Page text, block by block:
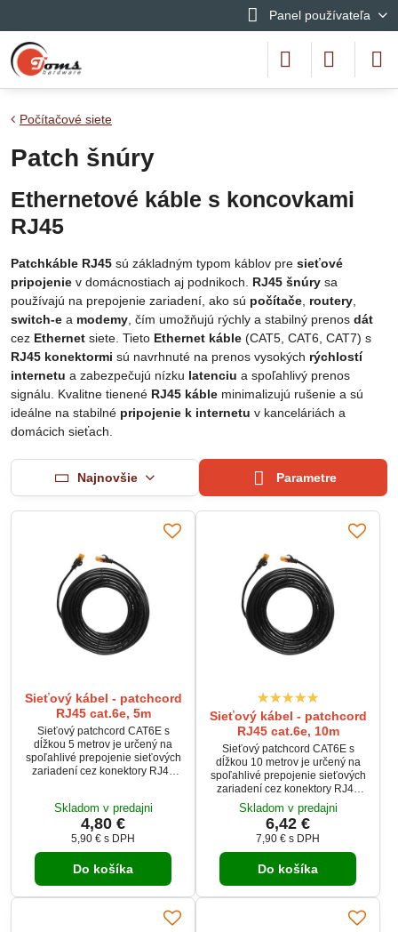
Panel používateľa
Počítačové siete
Patch šnúry
Ethernetové káble s koncovkami
RJ45
Patchkáble RJ45 sú základným typom káblov pre sieťové
pripojenie v domácnostiach aj podnikoch. RJ45 šnúry sa
používajú na prepojenie zariadení, ako sú počítače routery
switch-e a modemy , čím umožňujú rýchly a stabilný prenos dát
cez Ethernet siete. Tieto Ethernet káble (CAT5, CAT6, CAT7) s
RJ45 konektormi sú navrhnuté na prenos vysokých rýchlostí
internetu a zabezpečujú nízku latenciu a spoľahlivý prenos
signálu. Kvalitne tienené RJ45 káble minimalizujú rušenie a sú
ideálne na stabilné pripojenie k internetu v kanceláriách a
domácich sieťach.
Najnovšie Parametre
Sieťový kábel - patchcord
RJ45 cat.6e, 5m
Sieťový patchcord CAT6E s
dĺžkou 5 metrov je určený na
spoľahlivé prepojenie sieťových
zariadení cez konektory RJ45
gigabitových sieťach s nízkou
latenciou. Zapojenie 1:1 zaručuje
plnú kompatibilitu so
štandardnými sieťovými prvkami.
Vhodný pre domáce, kancelárske
aj profesionálne použitie.
Skladom v predajni
4,80 €
5,90 € s DPH
Do košíka
Sieťový kábel - patchcord
RJ45 cat.6e, 10m
Sieťový patchcord CAT6E s
dĺžkou 10 metrov je určený na
spoľahlivé prepojenie sieťových
zariadení cez konektory RJ45
(8P8C). Podporuje rýchly a
stabilný prenos dát v
gigabitových sieťach s nízkou
latenciou. Zapojenie 1:1 zaručuje
plnú kompatibilitu so
štandardnými sieťovými prvkami.
Vhodný pre domáce, kancelárske
aj profesionálne použitie.
Skladom v predajni
6,42 €
7,90 € s DPH
Do košíka